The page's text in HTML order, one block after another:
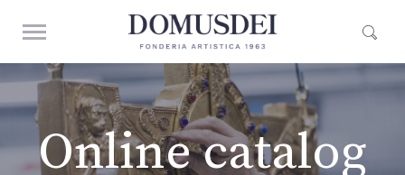
Online catalog